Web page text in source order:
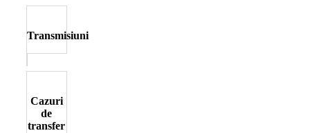
Transmisiuni
Cazuri
de
transfer